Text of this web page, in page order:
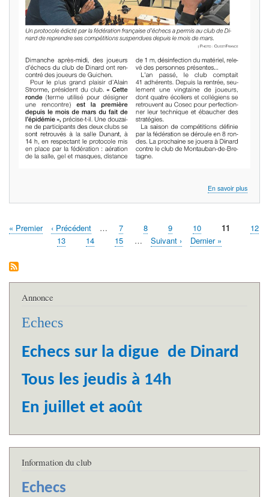
En savoir plussur
Pagination
Première
« Premier
Page
précédente
‹ Précédent … Page
7 Page
8 Page
9 Page
10
Page
11 Page
12
Page
13 Page
14 Page
15 …
Page
Suivant ›
Dernière
Dernier »
Annonce
Echecs
Echecs sur la digue de Dinard
Tous les jeudis à 14h
En juillet et août
Information du club
Echecs